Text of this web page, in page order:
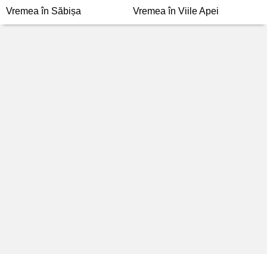
Vremea în Săbișa Vremea în Viile Apei